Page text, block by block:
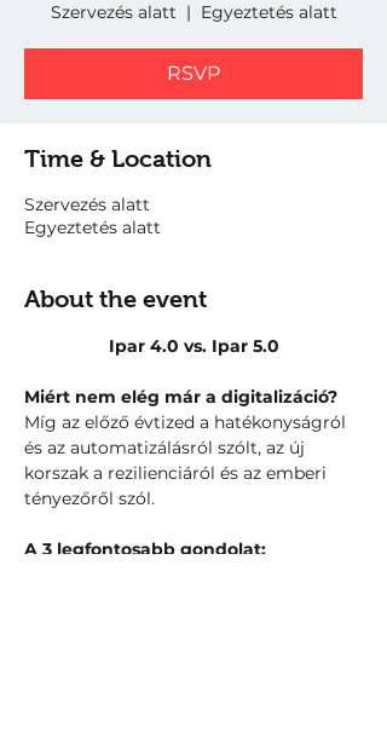
Szervezés alatt
  |
Egyeztetés alatt
RSVP
Time & Location
Szervezés alatt
Egyeztetés alatt
About the event
Ipar 4.0 vs. Ipar 5.0
Miért nem elég már a digitalizáció?
Míg az előző évtized a hatékonyságról
és az automatizálásról szólt, az új
korszak a rezilienciáról és az emberi
tényezőről szól.
A 3 legfontosabb gondolat: